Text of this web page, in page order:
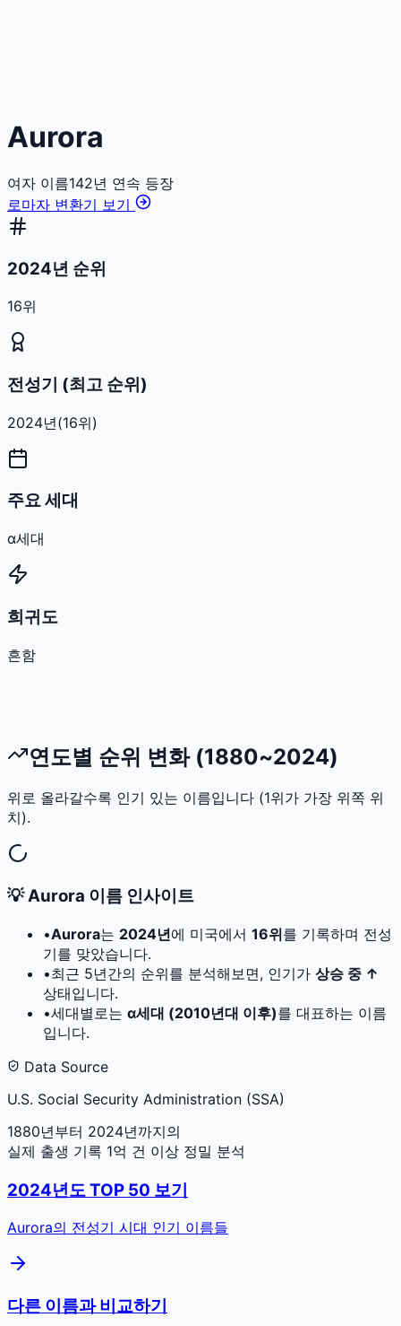
Aurora
여자 이름142년 연속 등장
로마자 변환기 보기
2024년 순위
16위
전성기 (최고 순위)
2024년(16위)
주요 세대
α세대
희귀도
흔함
연도별 순위 변화 (1880~2024)
위로 올라갈수록 인기 있는 이름입니다 (1위가 가장 위쪽 위
치).
💡Aurora 이름 인사이트
•Aurora는 2024년에 미국에서 16위를 기록하며 전성
기를 맞았습니다.
•최근 5년간의 순위를 분석해보면, 인기가 상승 중 ↑
상태입니다.
•세대별로는 α세대 (2010년대 이후)를 대표하는 이름
입니다.
Data Source
U.S. Social Security Administration (SSA)
1880년부터 2024년까지의
실제 출생 기록 1억 건 이상 정밀 분석
2024년도 TOP 50 보기
Aurora의 전성기 시대 인기 이름들
다른 이름과 비교하기